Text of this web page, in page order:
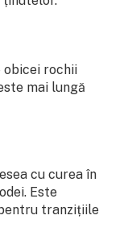
obicei rochii
mai lungă
cu curea în
Este
tranzițiile